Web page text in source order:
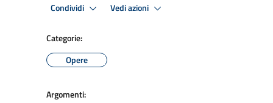
Condividi Vedi azioni
Categorie:
Opere
Argomenti: